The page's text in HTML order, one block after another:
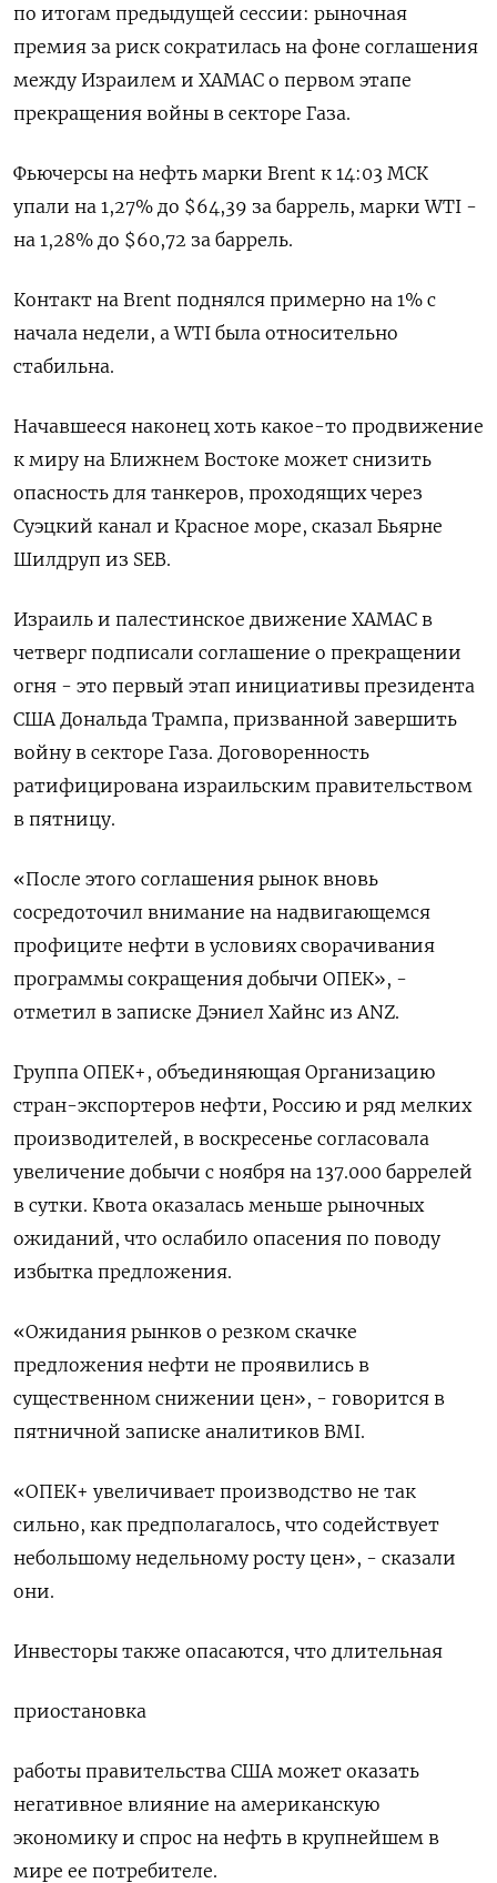
по итогам предыдущей сессии: рыночная
премия за риск сократилась на фоне соглашения
между Израилем и ХАМАС о первом этапе
прекращения войны в секторе Газа.
Фьючерсы на нефть марки Brent к 14:03 МСК
упали на 1,27% до $64,39 за баррель, марки WTI -
на 1,28% до $60,72 за баррель.
Контакт на Brent поднялся примерно на 1% с
начала недели, а WTI была относительно
стабильна.
Начавшееся наконец хоть какое-то продвижение
к миру на Ближнем Востоке может снизить
опасность для танкеров, проходящих через
Суэцкий канал и Красное море, сказал Бьярне
Шилдруп из SEB.
Израиль и палестинское движение ХАМАС в
четверг подписали соглашение о прекращении
огня - это первый этап инициативы президента
США Дональда Трампа, призванной завершить
войну в секторе Газа. Договоренность
ратифицирована израильским правительством
в пятницу.
«После этого соглашения рынок вновь
сосредоточил внимание на надвигающемся
профиците нефти в условиях сворачивания
программы сокращения добычи ОПЕК», -
отметил в записке Дэниел Хайнс из ANZ.
Группа ОПЕК+, объединяющая Организацию
стран-экспортеров нефти, Россию и ряд мелких
производителей, в воскресенье согласовала
увеличение добычи с ноября на 137.000 баррелей
в сутки. Квота оказалась меньше рыночных
ожиданий, что ослабило опасения по поводу
избытка предложения.
«Ожидания рынков о резком скачке
предложения нефти не проявились в
существенном снижении цен», - говорится в
пятничной записке аналитиков BMI.
«ОПЕК+ увеличивает производство не так
сильно, как предполагалось, что содействует
небольшому недельному росту цен», - сказали
они.
Инвесторы также опасаются, что длительная
приостановка
работы правительства США может оказать
негативное влияние на американскую
экономику и спрос на нефть в крупнейшем в
мире ее потребителе.